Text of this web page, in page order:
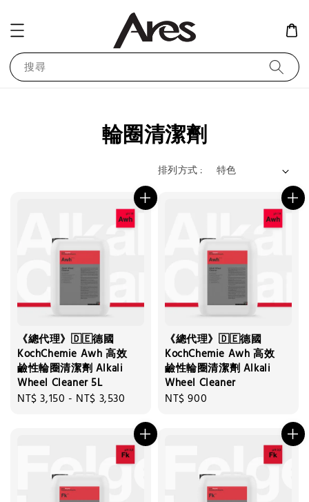
搜尋
輪圈清潔劑
排列方式 :
《總代理》🇩🇪德國
KochChemie Awh 高效
鹼性輪圈清潔劑 Alkali
Wheel Cleaner 5L
Regular
NT$ 3,150 - NT$ 3,530
《總代理》🇩🇪德國
KochChemie Awh 高效
鹼性輪圈清潔劑 Alkali
Wheel Cleaner
Regular
NT$ 900